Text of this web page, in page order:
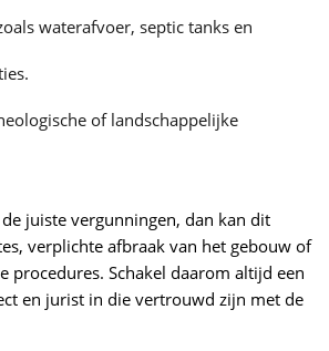
waterafvoer, septic tanks en
of landschappelijke
juiste vergunningen, dan kan dit
verplichte afbraak van het gebouw of
procedures. Schakel daarom altijd een
en jurist in die vertrouwd zijn met de